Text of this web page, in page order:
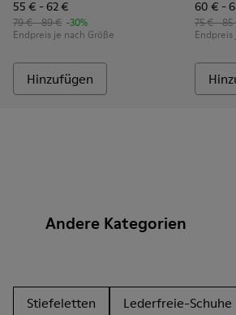
55 € - 62 €
79 € - 89 € -30%
Endpreis je nach Größe
Hinzufügen
60 € -
75 € - 85
Endpreis
Andere Kategorien
Stiefeletten Lederfreie-Schuhe